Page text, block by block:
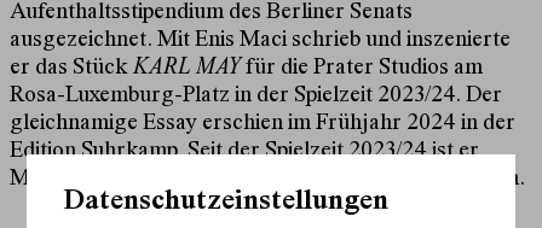
Aufenthaltsstipendium des Berliner Senats
ausgezeichnet. Mit Enis Maci schrieb und inszenierte
er das StückKARL MAYfür die Prater Studios am
Rosa-Luxemburg-Platz in der Spielzeit 2023/24. Der
gleichnamige Essay erschien im Frühjahr 2024 in der
Edition Suhrkamp. Seit der Spielzeit 2023/24 ist er
Mitglied der Leitungsgruppe am Schauspielhaus Wien.
Datenschutzeinstellungen